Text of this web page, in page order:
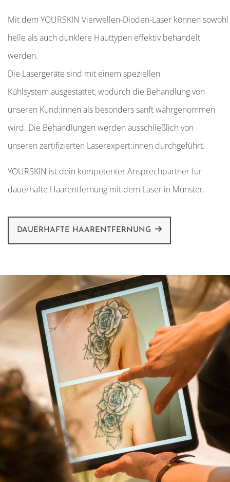
Mit dem YOURSKIN Vierwellen-Dioden-Laser können sowohl
helle als auch dunklere Hauttypen effektiv behandelt
werden.
Die Lasergeräte sind mit einem speziellen
Kühlsystem ausgestattet, wodurch die Behandlung von
unseren Kund:innen als besonders sanft wahrgenommen
wird. Die Behandlungen werden ausschließlich von
unseren zertifizierten Laserexpert:innen durchgeführt.
YOURSKIN ist dein kompetenter Ansprechpartner für
dauerhafte Haarentfernung mit dem Laser in Münster.
DAUERHAFTE HAARENTFERNUNG